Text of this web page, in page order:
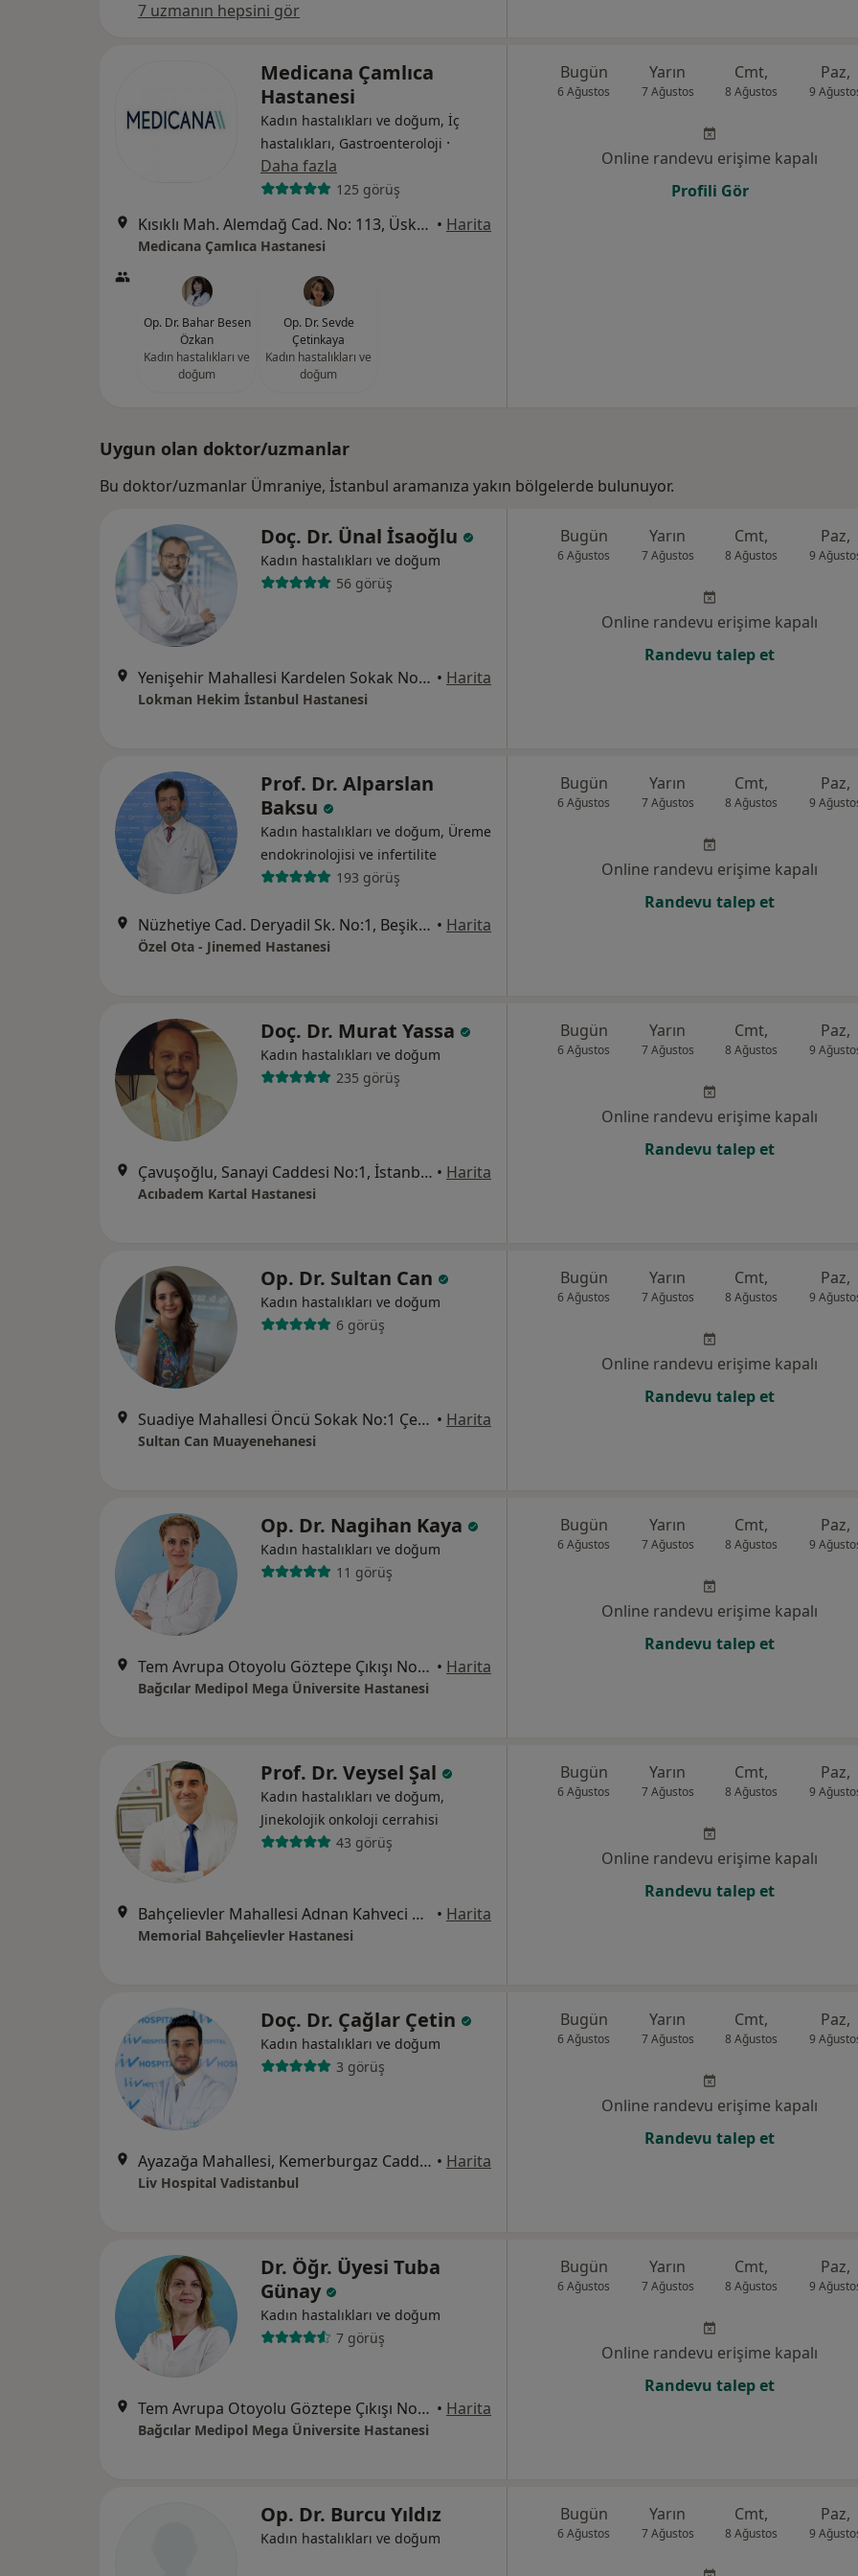
7 uzmanın hepsini gör
Medicana Çamlıca
Hastanesi
Kadın hastalıkları ve doğum, İç
hastalıkları, Gastroenteroloji ·
Daha fazla
125 görüş
Kısıklı Mah. Alemdağ Cad. No: 113, Üsküdar • Harita
Medicana Çamlıca Hastanesi
Op. Dr. Bahar Besen
Özkan
Kadın hastalıkları ve
doğum
Op. Dr. Sevde
Çetinkaya
Kadın hastalıkları ve
doğum
Bugün
6 Ağustos
Yarın
7 Ağustos
Cmt,
8 Ağustos
Paz,
9
Online randevu erişime kapalı
Profili Gör
Uygun olan doktor/uzmanlar
Bu doktor/uzmanlar Ümraniye, İstanbul aramanıza yakın bölgelerde bulunuyor.
Doç. Dr. Ünal İsaoğlu
Kadın hastalıkları ve doğum
56 görüş
Yenişehir Mahallesi Kardelen Sokak No:2, Pendik • Harita
Lokman Hekim İstanbul Hastanesi
Bugün
6 Ağustos
Yarın
7 Ağustos
Cmt,
8 Ağustos
Paz,
9
Online randevu erişime kapalı
Randevu talep et
Prof. Dr. Alparslan
Baksu
Kadın hastalıkları ve doğum, Üreme
endokrinolojisi ve i̇nfertilite
193 görüş
Nüzhetiye Cad. Deryadil Sk. No:1, Beşiktaş • Harita
Özel Ota - Jinemed Hastanesi
Bugün
6 Ağustos
Yarın
7 Ağustos
Cmt,
8 Ağustos
Paz,
9
Online randevu erişime kapalı
Randevu talep et
Doç. Dr. Murat Yassa
Kadın hastalıkları ve doğum
235 görüş
Çavuşoğlu, Sanayi Caddesi No:1, İstanbul • Harita
Acıbadem Kartal Hastanesi
Bugün
6 Ağustos
Yarın
7 Ağustos
Cmt,
8 Ağustos
Paz,
9
Online randevu erişime kapalı
Randevu talep et
Op. Dr. Sultan Can
Kadın hastalıkları ve doğum
6 görüş
Suadiye Mahallesi Öncü Sokak No:1 Çelem Loft, İstanbul • Harita
Sultan Can Muayenehanesi
Bugün
6 Ağustos
Yarın
7 Ağustos
Cmt,
8 Ağustos
Paz,
9
Online randevu erişime kapalı
Randevu talep et
Op. Dr. Nagihan Kaya
Kadın hastalıkları ve doğum
11 görüş
Tem Avrupa Otoyolu Göztepe Çıkışı No: 1Bağcılar, İstanbul • Harita
Bağcılar Medipol Mega Üniversite Hastanesi
Bugün
6 Ağustos
Yarın
7 Ağustos
Cmt,
8 Ağustos
Paz,
9
Online randevu erişime kapalı
Randevu talep et
Prof. Dr. Veysel Şal
Kadın hastalıkları ve doğum,
Jinekolojik onkoloji cerrahisi
43 görüş
Bahçelievler Mahallesi Adnan Kahveci Bulvarı No:227, Bahçelievler • Harita
Memorial Bahçelievler Hastanesi
Bugün
6 Ağustos
Yarın
7 Ağustos
Cmt,
8 Ağustos
Paz,
9
Online randevu erişime kapalı
Randevu talep et
Doç. Dr. Çağlar Çetin
Kadın hastalıkları ve doğum
3 görüş
Ayazağa Mahallesi, Kemerburgaz Caddesi, Vadistanbul Park Etabı, 7F Blok, İstanbul • Harita
Liv Hospital Vadistanbul
Bugün
6 Ağustos
Yarın
7 Ağustos
Cmt,
8 Ağustos
Paz,
9
Online randevu erişime kapalı
Randevu talep et
Dr. Öğr. Üyesi Tuba
Günay
Kadın hastalıkları ve doğum
7 görüş
Tem Avrupa Otoyolu Göztepe Çıkışı No: 1Bağcılar, İstanbul • Harita
Bağcılar Medipol Mega Üniversite Hastanesi
Bugün
6 Ağustos
Yarın
7 Ağustos
Cmt,
8 Ağustos
Paz,
9
Online randevu erişime kapalı
Randevu talep et
Op. Dr. Burcu Yıldız
Kadın hastalıkları ve doğum
Bugün
6 Ağustos
Yarın
7 Ağustos
Cmt,
8 Ağustos
Paz,
9